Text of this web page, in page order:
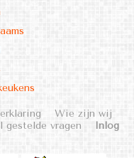
Wie zijn wij
gestelde vragen
Inlog